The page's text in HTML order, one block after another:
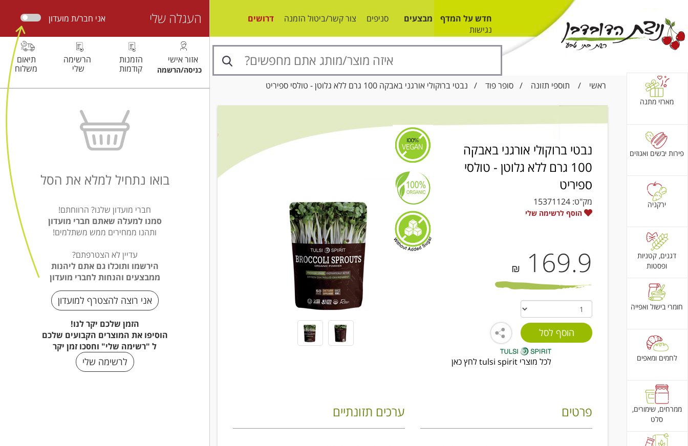
חדש על המדף מבצעים סניפים צור קשר/ביטול הזמנה
דרושים
נגישות
ראשי / תוספי תזונה / סופר פוד / נבטי ברוקולי אורגני באבקה 100 גרם ללא גלוטן - טולסי ספיריט
מארזי מתנה
פירות יבשים ואגוזים
ירקניה
דגנים, קטניות
ופסטות
חומרי בישול ואפייה
לחמים ומאפים
ממרחים, שימורים,
סלט
נבטי ברוקולי אורגני באבקה
100 גרם ללא גלוטן - טולסי
ספיריט
מק"ט: 15371124
הוסף לרשימה שלי
169.9
₪
לכל מוצרי tulsi spirit לחץ כאן
פרטים ערכים תזונתיים